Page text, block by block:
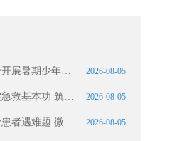
2026-08-05
2026.08.05关于开展暑期少年儿童健康科普与免费筛查活动
2026-08-05
2026.08.04夯实急救基本功 筑牢生命安全线——我院综合内科组织除颤仪规范化操作专项培训
2026-08-05
2026.08.04高龄患者遇难题 微创除扰护安康｜黔西桦晨医院妇产科成功为八旬老人完成高难度取环术